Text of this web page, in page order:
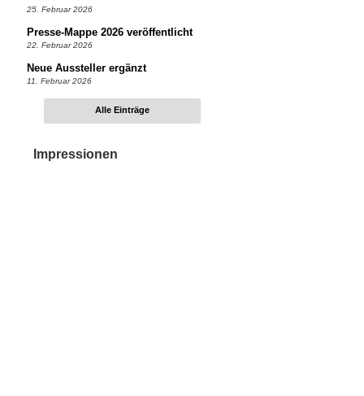
25. Februar 2026
Presse-Mappe 2026 veröffentlicht
22. Februar 2026
Neue Aussteller ergänzt
11. Februar 2026
Alle Einträge
Impressionen